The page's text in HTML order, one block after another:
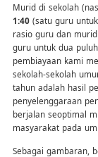
Murid di sekolah
1:40(satu guru
rasio guru dan
guru untuk dua
pembiayaan kami
sekolah-sekolah
tahun adalah hasil
penyelenggaraan
berjalan seoptimal
masyarakat pada
Sebagai gambaran,